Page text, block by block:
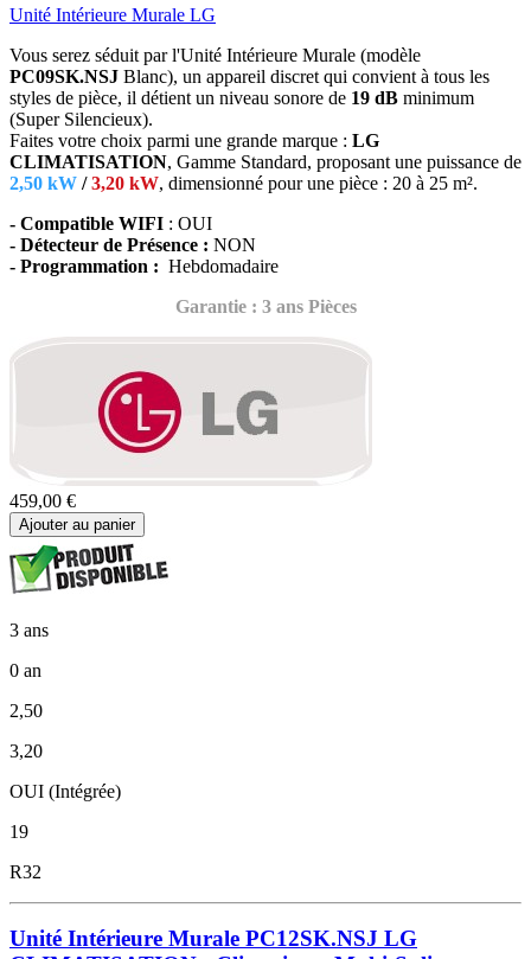
Unité Intérieure Murale LG
Vous serez séduit par l'Unité Intérieure Murale (modèle
PC09SK.NSJ Blanc), un appareil discret qui convient à tous les
styles de pièce, il détient un niveau sonore de 19 dB minimum
(Super Silencieux).
Faites votre choix parmi une grande marque : LG
CLIMATISATION, Gamme Standard, proposant une puissance de
2,50 kW /3,20 kW, dimensionné pour une pièce : 20 à 25 m².
- Compatible WIFI : OUI
- Détecteur de Présence : NON
- Programmation : Hebdomadaire
Garantie : 3 ans Pièces
459,00 €
Ajouter au panier
3 ans
0 an
2,50
3,20
OUI (Intégrée)
19
R32
Unité Intérieure Murale PC12SK.NSJ LG